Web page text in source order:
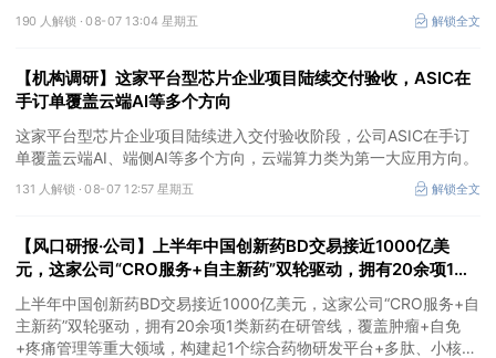
产量增长与冶炼产能整合并举，公司市占率有望进一步提升，同时有
望充分受益金属价格上行。
190 人解锁 ·08-07 13:04 星期五 解锁全文
【机构调研】这家平台型芯片企业项目陆续交付验收，ASIC在
手订单覆盖云端AI等多个方向
这家平台型芯片企业项目陆续进入交付验收阶段，公司ASIC在手订
单覆盖云端AI、端侧AI等多个方向，云端算力类为第一大应用方向。
131 人解锁 ·08-07 12:57 星期五 解锁全文
【风口研报·公司】上半年中国创新药BD交易接近1000亿美
元，这家公司“CRO服务+自主新药”双轮驱动，拥有20余项1类
新药在研管线，覆盖肿瘤+自免+疼痛管理等重大领域
上半年中国创新药BD交易接近1000亿美元，这家公司“CRO服务+自
主新药”双轮驱动，拥有20余项1类新药在研管线，覆盖肿瘤+自免
+疼痛管理等重大领域，构建起1个综合药物研发平台+多肽、小核